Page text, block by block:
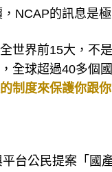
NCAP的訊息是極
世界前15大，不
全球超過40多個
制度來保護你跟你
台公民提案「國